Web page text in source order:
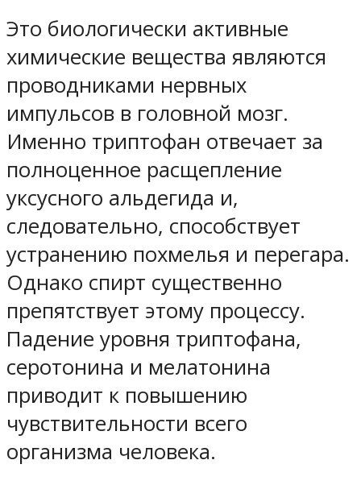
Это биологически активные
химические вещества являются
проводниками нервных
импульсов в головной мозг.
Именно триптофан отвечает за
полноценное расщепление
уксусного альдегида и,
следовательно, способствует
устранению похмелья и перегара.
Однако спирт существенно
препятствует этому процессу.
Падение уровня триптофана,
серотонина и мелатонина
приводит к повышению
чувствительности всего
организма человека.